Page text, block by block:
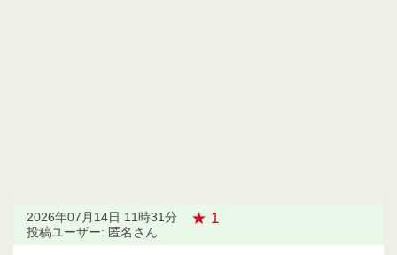
2026年07月14日 11時31分 ★ 1
投稿ユーザー: 匿名さん